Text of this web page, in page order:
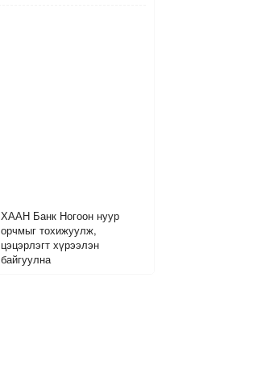
ХААН Банк Ногоон нуур
орчмыг тохижуулж,
цэцэрлэгт хүрээлэн
байгуулна